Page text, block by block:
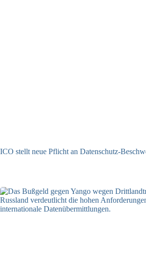
ICO stellt neue Pflicht an Datenschutz-